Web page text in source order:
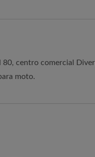
centro comercial
moto.